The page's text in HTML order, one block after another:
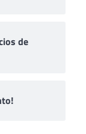
de